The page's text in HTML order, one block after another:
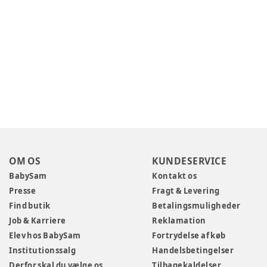
OM OS
BabySam
Presse
Find butik
Job & Karriere
Elev hos BabySam
Institutionssalg
KUNDESERVICE
Kontakt os
Fragt & Levering
Betalingsmuligheder
Reklamation
Fortrydelse af køb
Handelsbetingelser